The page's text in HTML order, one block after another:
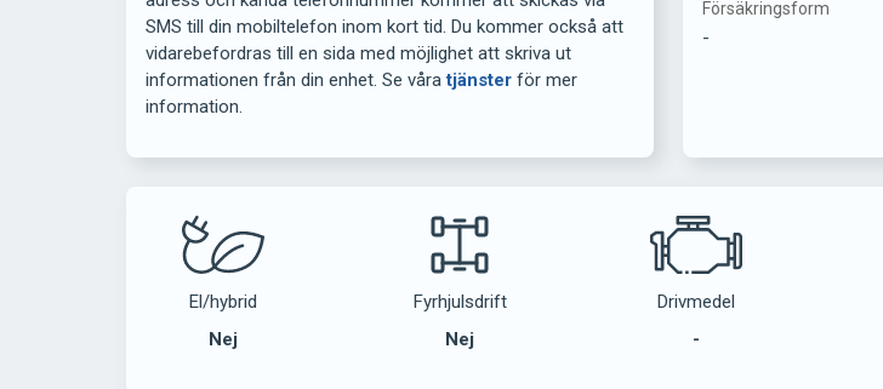
SMS till din mobiltelefon inom kort tid. Du kommer också att
vidarebefordras till en sida med möjlighet att skriva ut
informationen från din enhet. Se våratjänster för mer
information.
Försäkringsform
-
El/hybrid
Nej
Fyrhjulsdrift
Nej
Drivmedel
-